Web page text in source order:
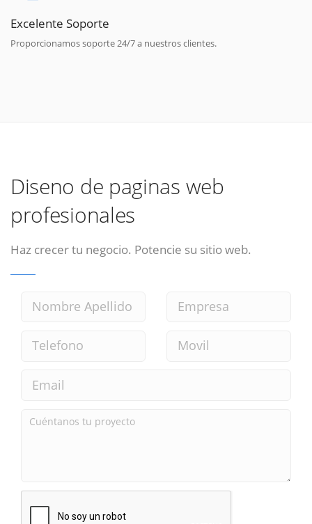
Excelente Soporte
Proporcionamos soporte 24/7 a nuestros clientes.
Diseno de paginas web
profesionales
Haz crecer tu negocio. Potencie su sitio web.